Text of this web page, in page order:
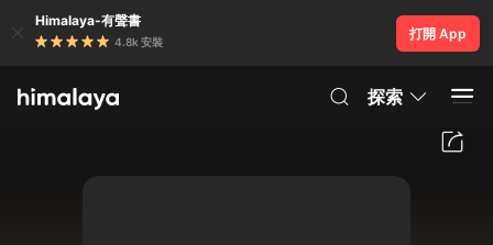
Himalaya-有聲書
4.8k 安裝
打開 App
探索